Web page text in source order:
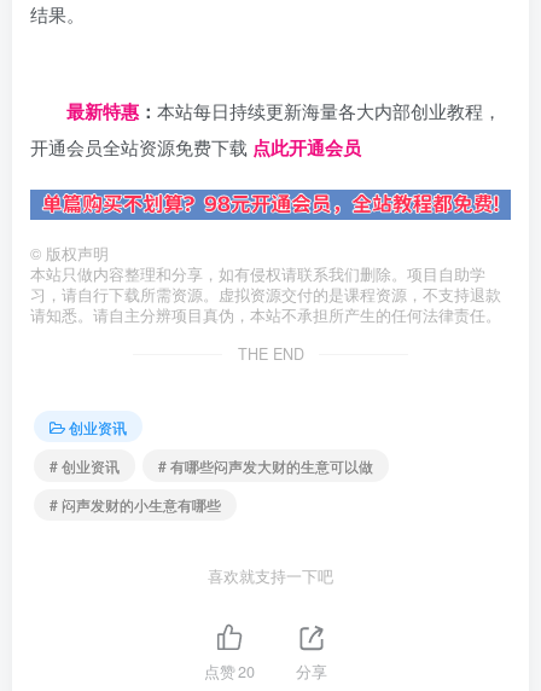
结果。
最新特惠 ： 本站每日持续更新海量各大内部创业教程，
开通会员全站资源免费下载 点此开通会员
© 版权声明
本站只做内容整理和分享，如有侵权请联系我们删除。项目自助学
习，请自行下载所需资源。虚拟资源交付的是课程资源，不支持退款
请知悉。请自主分辨项目真伪，本站不承担所产生的任何法律责任。
THE END
创业资讯
# 创业资讯
# 有哪些闷声发大财的生意可以做
# 闷声发财的小生意有哪些
喜欢就支持一下吧
点赞20 分享